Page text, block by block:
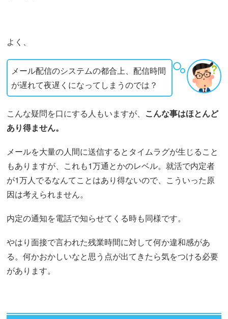
よく、
メール配信のシステムの都合上、配信時間
が遅れて夜遅くになってしまうのでは？
こんな疑問を口にする人もいますが、 こんな事はほとんど
あり得ません。
メールを大量の人間に送信するとタイムラグが生じること
もありますが、これも1万通とかのレベル。就活で内定者
が1万人でるなんてことはあり得ないので、こういった原
因は考えられません。
内定の通知を電話で知らせてくる時も同様です。
やはり面接で言われた残業時間に対して何か違和感があ
る。何かおかしいなと思う点が出てきたら気をつける必要
があります。